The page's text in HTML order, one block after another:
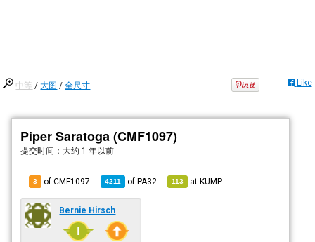
中等 /大图 /全尺寸 Like
Piper Saratoga (CMF1097)
提交时间： 大约 1 年以前
3 of CMF1097 4211 ofPA32 113 atKUMP
Bernie Hirsch